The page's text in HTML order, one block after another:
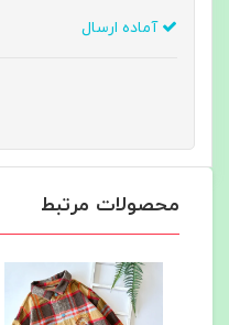
آماده ارسال
محصولات مرتبط